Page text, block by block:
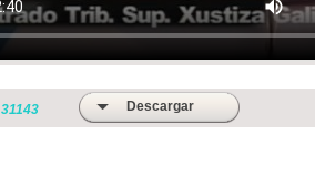
31143 Descargar